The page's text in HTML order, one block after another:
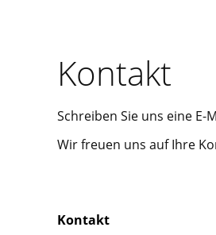
Kontakt
Schreiben Sie uns eine E-
Wir freuen uns auf Ihre
Kontakt